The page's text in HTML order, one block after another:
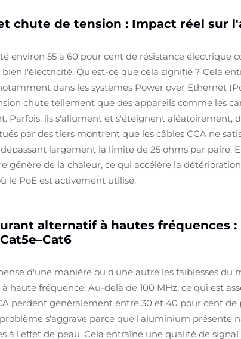
chute de tension : Impact réel sur
environ 55 à 60 pour cent de résistance
l'électricité. Qu'est-ce que cela signifie ? Cela
dans les systèmes Power over Ethernet
chute tellement que des appareils comme les
Parfois, ils s'allument et s'éteignent aléatoirement,
par des tiers montrent que les câbles CCA ne
largement la limite de 25 ohms par paire.
génère de la chaleur, ce qui accélère la
le PoE est activement utilisé.
alternatif à hautes fréquences
d'une manière ou d'une autre les faiblesses du
haute fréquence. Au-delà de 100 MHz, ce qui est
perdent généralement entre 30 et 40 pour cent
s'aggrave parce que l'aluminium présente
à l'effet de peau. Cela entraîne une qualité de